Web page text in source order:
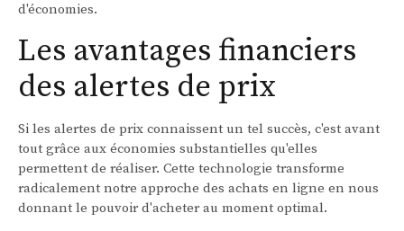
d'économies.
Les avantages financiers
des alertes de prix
Si les alertes de prix connaissent un tel succès, c'est avant
tout grâce aux économies substantielles qu'elles
permettent de réaliser. Cette technologie transforme
radicalement notre approche des achats en ligne en nous
donnant le pouvoir d'acheter au moment optimal.